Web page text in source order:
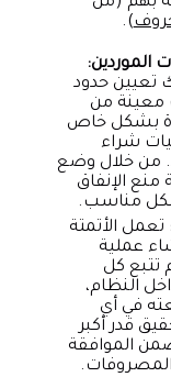
).
الموردين:
تعيين حدود
معينة من
بشكل خاص
شراء
من خلال وضع
منع الإنفاق
مناسب.
تعمل الأتمتة
عملية
تتبع كل
النظام،
في أي
قدر أكبر
الموافقة